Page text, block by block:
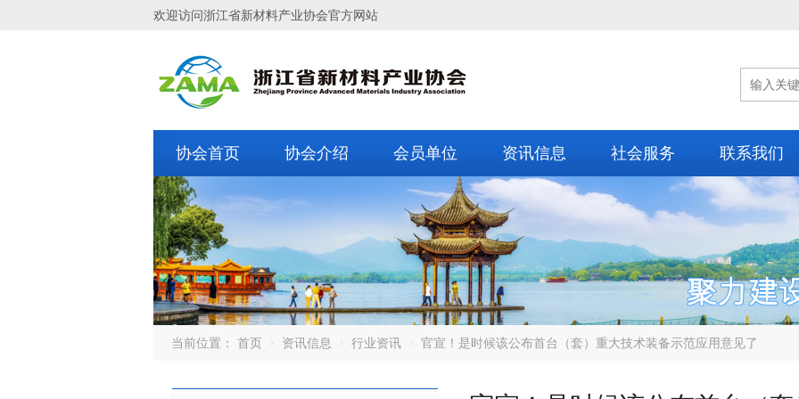
欢迎访问浙江省新材料产业协会官方网站
协会首页 协会介绍 会员单位 资讯信息 社会服务 联系我们
当前位置： 首页 资讯信息 行业资讯 官宣！是时候该公布首台（套）重大技术装备示范应用意见了